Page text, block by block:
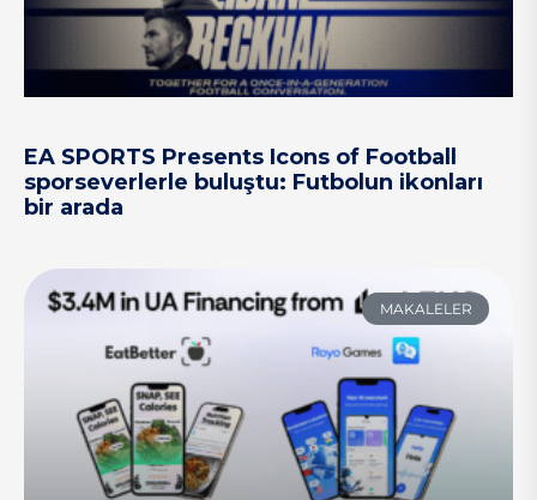
EA SPORTS Presents Icons of Football
sporseverlerle buluştu: Futbolun ikonları
bir arada
MAKALELER